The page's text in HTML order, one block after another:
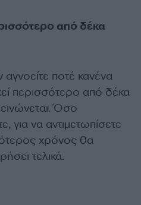
από δέκα
αγνοείτε ποτέ κανένα
περισσότερο από δέκα
Όσο
για να αντιμετωπίσετε
χρόνος θα
τελικά.